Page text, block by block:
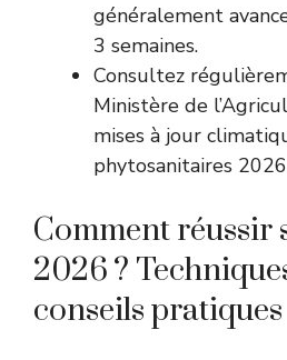
généralement
3 semaines.
Consultez
Ministère de
mises à jour
phytosanitaires
Comment réussir
2026 ?
conseils pratiques